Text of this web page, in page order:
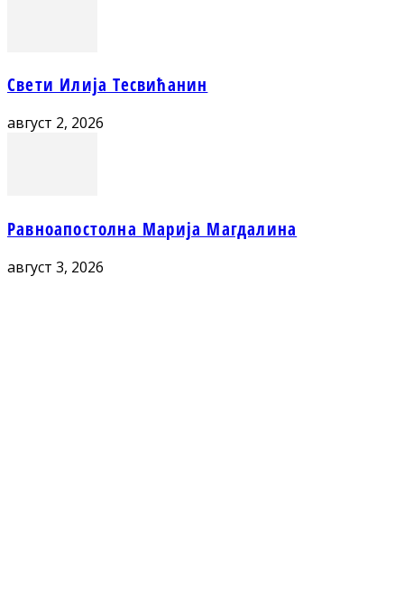
Свети Илија Тесвићанин
август 2, 2026
Равноапостолна Марија Магдалина
август 3, 2026